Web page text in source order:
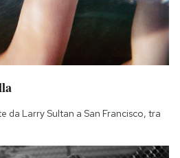
Larry Sultan a San Francisco, tra